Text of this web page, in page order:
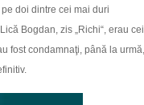
doi dintre cei mai duri
Bogdan, zis „Richi“, erau cei
fost condamnaţi, până la urmă,